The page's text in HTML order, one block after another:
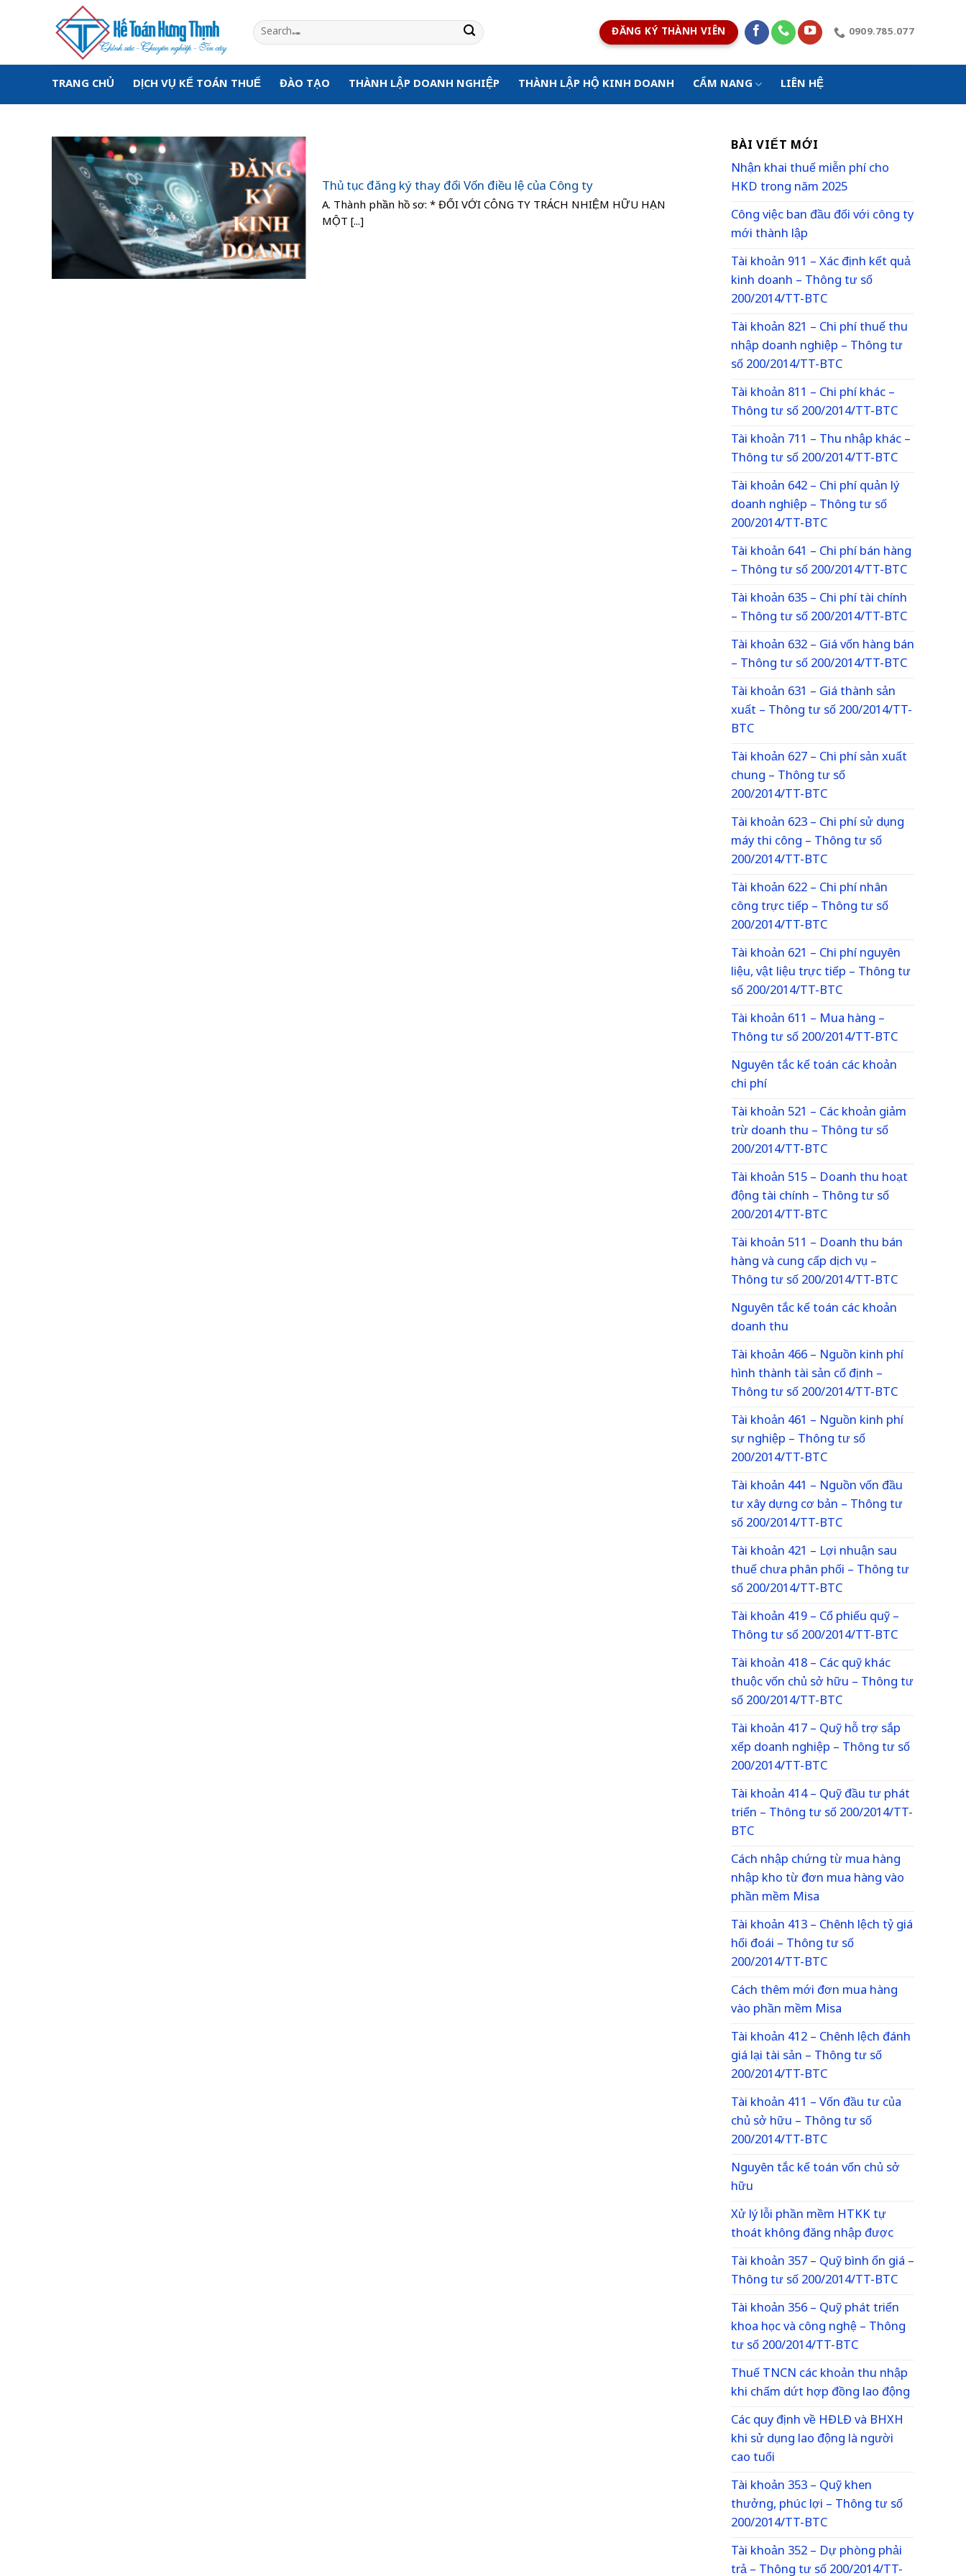
ĐĂNG KÝ THÀNH VIÊN 0909.785.077
TRANG CHỦ DỊCH VỤ KẾ TOÁN THUẾ ĐÀO TẠO THÀNH LẬP DOANH NGHIỆP THÀNH LẬP HỘ KINH DOANH CẨM NANG LIÊN HỆ
Thủ tục đăng ký thay đổi Vốn điều lệ của Công ty
A. Thành phần hồ sơ: * ĐỐI VỚI CÔNG TY TRÁCH NHIỆM HỮU HẠN
MỘT [...]
BÀI VIẾT MỚI
Nhận khai thuế miễn phí cho
HKD trong năm 2025
Công việc ban đầu đối với công ty
mới thành lập
Tài khoản 911 – Xác định kết quả
kinh doanh – Thông tư số
200/2014/TT-BTC
Tài khoản 821 – Chi phí thuế thu
nhập doanh nghiệp – Thông tư
số 200/2014/TT-BTC
Tài khoản 811 – Chi phí khác –
Thông tư số 200/2014/TT-BTC
Tài khoản 711 – Thu nhập khác –
Thông tư số 200/2014/TT-BTC
Tài khoản 642 – Chi phí quản lý
doanh nghiệp – Thông tư số
200/2014/TT-BTC
Tài khoản 641 – Chi phí bán hàng
– Thông tư số 200/2014/TT-BTC
Tài khoản 635 – Chi phí tài chính
– Thông tư số 200/2014/TT-BTC
Tài khoản 632 – Giá vốn hàng bán
– Thông tư số 200/2014/TT-BTC
Tài khoản 631 – Giá thành sản
xuất – Thông tư số 200/2014/TT-
BTC
Tài khoản 627 – Chi phí sản xuất
chung – Thông tư số
200/2014/TT-BTC
Tài khoản 623 – Chi phí sử dụng
máy thi công – Thông tư số
200/2014/TT-BTC
Tài khoản 622 – Chi phí nhân
công trực tiếp – Thông tư số
200/2014/TT-BTC
Tài khoản 621 – Chi phí nguyên
liệu, vật liệu trực tiếp – Thông tư
số 200/2014/TT-BTC
Tài khoản 611 – Mua hàng –
Thông tư số 200/2014/TT-BTC
Nguyên tắc kế toán các khoản
chi phí
Tài khoản 521 – Các khoản giảm
trừ doanh thu – Thông tư số
200/2014/TT-BTC
Tài khoản 515 – Doanh thu hoạt
động tài chính – Thông tư số
200/2014/TT-BTC
Tài khoản 511 – Doanh thu bán
hàng và cung cấp dịch vụ –
Thông tư số 200/2014/TT-BTC
Nguyên tắc kế toán các khoản
doanh thu
Tài khoản 466 – Nguồn kinh phí
hình thành tài sản cố định –
Thông tư số 200/2014/TT-BTC
Tài khoản 461 – Nguồn kinh phí
sự nghiệp – Thông tư số
200/2014/TT-BTC
Tài khoản 441 – Nguồn vốn đầu
tư xây dựng cơ bản – Thông tư
số 200/2014/TT-BTC
Tài khoản 421 – Lợi nhuận sau
thuế chưa phân phối – Thông tư
số 200/2014/TT-BTC
Tài khoản 419 – Cổ phiếu quỹ –
Thông tư số 200/2014/TT-BTC
Tài khoản 418 – Các quỹ khác
thuộc vốn chủ sở hữu – Thông tư
số 200/2014/TT-BTC
Tài khoản 417 – Quỹ hỗ trợ sắp
xếp doanh nghiệp – Thông tư số
200/2014/TT-BTC
Tài khoản 414 – Quỹ đầu tư phát
triển – Thông tư số 200/2014/TT-
BTC
Cách nhập chứng từ mua hàng
nhập kho từ đơn mua hàng vào
phần mềm Misa
Tài khoản 413 – Chênh lệch tỷ giá
hối đoái – Thông tư số
200/2014/TT-BTC
Cách thêm mới đơn mua hàng
vào phần mềm Misa
Tài khoản 412 – Chênh lệch đánh
giá lại tài sản – Thông tư số
200/2014/TT-BTC
Tài khoản 411 – Vốn đầu tư của
chủ sở hữu – Thông tư số
200/2014/TT-BTC
Nguyên tắc kế toán vốn chủ sở
hữu
Xử lý lỗi phần mềm HTKK tự
thoát không đăng nhập được
Tài khoản 357 – Quỹ bình ổn giá –
Thông tư số 200/2014/TT-BTC
Tài khoản 356 – Quỹ phát triển
khoa học và công nghệ – Thông
tư số 200/2014/TT-BTC
Thuế TNCN các khoản thu nhập
khi chấm dứt hợp đồng lao động
Các quy định về HĐLĐ và BHXH
khi sử dụng lao động là người
cao tuổi
Tài khoản 353 – Quỹ khen
thưởng, phúc lợi – Thông tư số
200/2014/TT-BTC
Tài khoản 352 – Dự phòng phải
trả – Thông tư số 200/2014/TT-